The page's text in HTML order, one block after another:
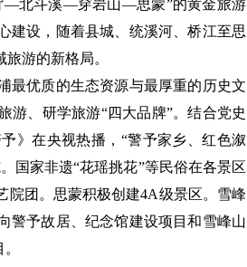
—北斗溪—穿岩山—思蒙”的黄金旅游
建设，随着县城、统溪河、桥江至思
游的新格局。
最优质的生态资源与最厚重的历史文
游、研学旅游“四大品牌”。结合党史
》在央视热播，“警予家乡、红色溆
国家非遗“花瑶挑花”等民俗在各景区
院团。思蒙积极创建4A级景区。雪峰
警予故居、纪念馆建设项目和雪峰山